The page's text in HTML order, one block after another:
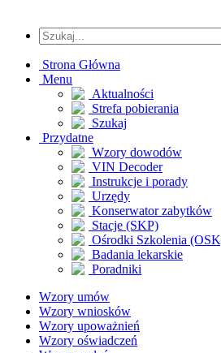
Strona Główna
Menu
Aktualności
Strefa pobierania
Szukaj
Przydatne
Wzory dowodów
VIN Decoder
Instrukcje i porady
Urzędy
Konserwator zabytków
Stacje (SKP)
Ośrodki Szkolenia
Badania lekarskie
Poradniki
Wzory umów
Wzory wniosków
Wzory upoważnień
Wzory oświadczeń